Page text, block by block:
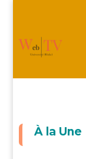
À la Une